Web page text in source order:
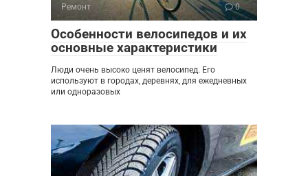
Ремонт 0
Особенности велосипедов и их
основные характеристики
Люди очень высоко ценят велосипед. Его
используют в городах, деревнях, для ежедневных
или одноразовых